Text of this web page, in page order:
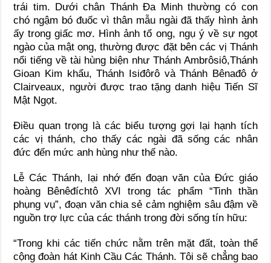
trái tim. Dưới chân Thánh Đa Minh thường có con
chó ngậm bó đuốc vì thân mẫu ngài đã thấy hình ảnh
ấy trong giấc mơ. Hình ảnh tổ ong, ngụ ý về sự ngọt
ngào của mật ong, thường được đặt bên các vị Thánh
nổi tiếng về tài hùng biện như Thánh Ambrôsiô,Thánh
Gioan Kim khẩu, Thánh Isiđôrô và Thánh Bênađô ở
Clairveaux, người được trao tặng danh hiệu Tiến Sĩ
Mật Ngọt.
Điều quan trọng là các biểu tượng gợi lại hạnh tích
các vị thánh, cho thấy các ngài đã sống các nhân
đức đến mức anh hùng như thế nào.
Lễ Các Thánh, lại nhớ đến đoạn văn của Đức giáo
hoàng Bênêđíchtô XVI trong tác phẩm “Tinh thần
phụng vụ”, đoạn văn chia sẻ cảm nghiệm sâu đậm về
nguồn trợ lực của các thánh trong đời sống tín hữu:
“Trong khi các tiến chức nằm trên mặt đất, toàn thể
cộng đoàn hát Kinh Cầu Các Thánh. Tôi sẽ chẳng bao